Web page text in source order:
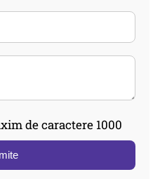
de caractere 1000